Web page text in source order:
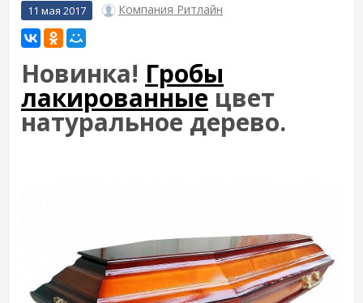
11 мая 2017 Компания Ритлайн
Новинка! Гробы
лакированныецвет
натуральное дерево.